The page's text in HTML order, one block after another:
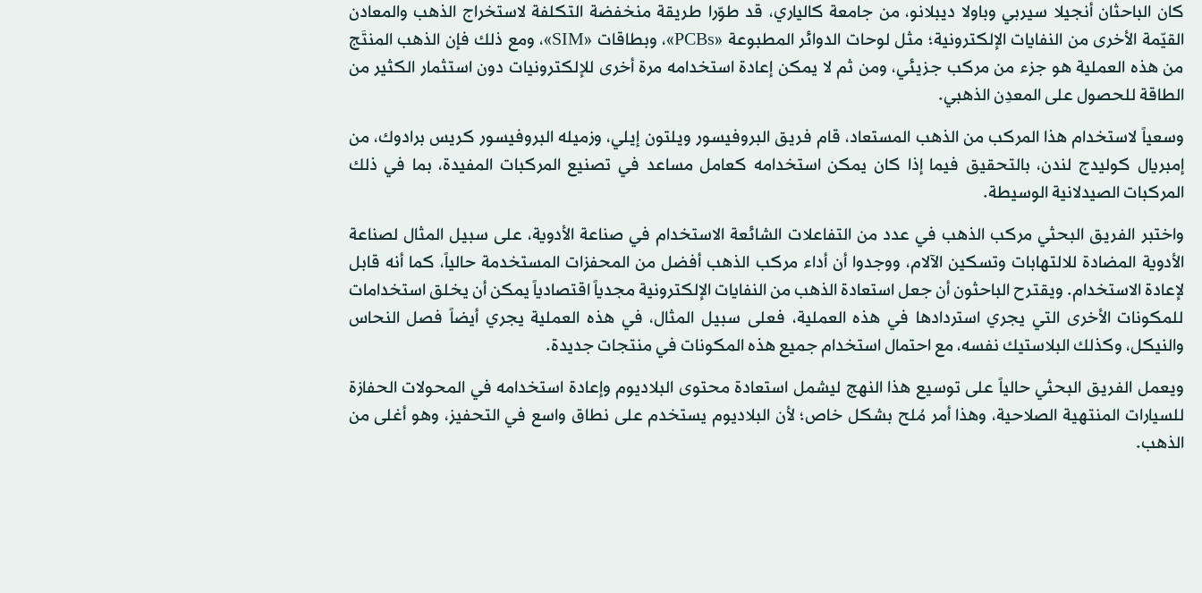
كان الباحثان أنجيلا سيربي وباولا ديبلانو، من جامعة كالياري، قد طوّرا طريقة منخفضة التكلفة لاستخراج الذهب والمعادن
القيّمة الأخرى من النفايات الإلكترونية؛ مثل لوحات الدوائر المطبوعة «PCBs»، وبطاقات «SIM»، ومع ذلك فإن الذهب المنتَج
من هذه العملية هو جزء من مركب جزيئي، ومن ثم لا يمكن إعادة استخدامه مرة أخرى للإلكترونيات دون استثمار الكثير من
الطاقة للحصول على المعدِن الذهبي.
وسعياً لاستخدام هذا المركب من الذهب المستعاد، قام فريق البروفيسور ويلتون إيلي، وزميله البروفيسور كريس برادوك، من
إمبريال كوليدج لندن، بالتحقيق فيما إذا كان يمكن استخدامه كعامل مساعد في تصنيع المركبات المفيدة، بما في ذلك
المركبات الصيدلانية الوسيطة.
واختبر الفريق البحثي مركب الذهب في عدد من التفاعلات الشائعة الاستخدام في صناعة الأدوية، على سبيل المثال لصناعة
الأدوية المضادة للالتهابات وتسكين الآلام، ووجدوا أن أداء مركب الذهب أفضل من المحفزات المستخدمة حالياً، كما أنه قابل
لإعادة الاستخدام. ويقترح الباحثون أن جعل استعادة الذهب من النفايات الإلكترونية مجدياً اقتصادياً يمكن أن يخلق استخدامات
للمكونات الأخرى التي يجري استردادها في هذه العملية، فعلى سبيل المثال، في هذه العملية يجري أيضاً فصل النحاس
والنيكل، وكذلك البلاستيك نفسه، مع احتمال استخدام جميع هذه المكونات في منتجات جديدة.
ويعمل الفريق البحثي حالياً على توسيع هذا النهج ليشمل استعادة محتوى البلاديوم وإعادة استخدامه في المحولات الحفازة
للسيارات المنتهية الصلاحية، وهذا أمر مُلح بشكل خاص؛ لأن البلاديوم يستخدم على نطاق واسع في التحفيز، وهو أغلى من
الذهب.